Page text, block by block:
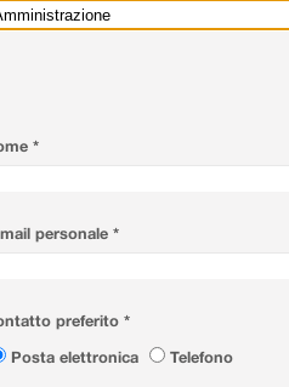
*
personale *
preferito *
Posta elettronica
Telefono